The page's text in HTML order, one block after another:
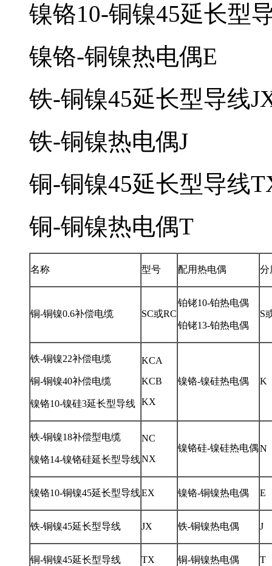
镍铬10-铜镍45延长型
镍铬-铜镍热电偶E
铁-铜镍45延长型导线
铁-铜镍热电偶J
铜-铜镍45延长型导线
铜-铜镍热电偶T
名称 型号 配用热电偶 分
铜-铜镍0.6补偿电缆 SC或RC
铂铑10-铂热电偶
铂铑13-铂热电偶
S
铁-铜镍22补偿电缆
铜-铜镍40补偿电缆
镍铬10-镍硅3延长型导线
KCA
KCB
KX
镍铬-镍硅热电偶 K
铁-铜镍18补偿型电缆
镍铬14-镍铬硅延长型导线
NC
NX
镍铬硅-镍硅热电偶N
镍铬10-铜镍45延长型导线EX 镍铬-铜镍热电偶 E
铁-铜镍45延长型导线 JX 铁-铜镍热电偶 J
铜-铜镍45延长型导线 TX 铜-铜镍热电偶 T